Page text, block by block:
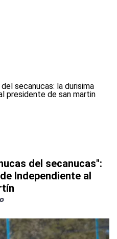
del secanucas":
Independiente al